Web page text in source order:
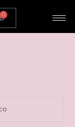
0